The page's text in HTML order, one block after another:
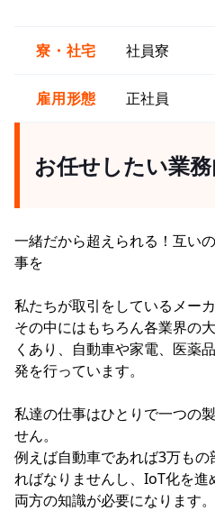
寮・社宅 社員寮
雇用形態 正社員
お任せしたい業
一緒だから超えられる！互い
事を
私たちが取引をしているメー
その中にはもちろん各業界の
くあり、自動車や家電、医薬
発を行っています。
私達の仕事はひとりで一つの
せん。
例えば自動車であれば3万も
ればなりませんし、IoT化を
両方の知識が必要になります。